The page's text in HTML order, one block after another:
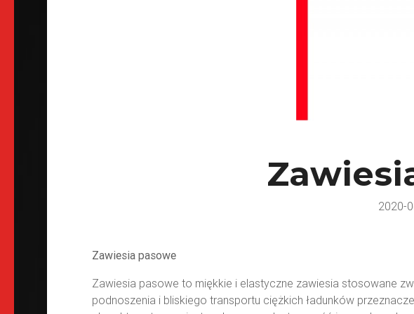
2020-
Zawiesia pasowe
Zawiesia pasowe to miękkie i elastyczne zawiesia stosowane
podnoszenia i bliskiego transportu ciężkich ładunków